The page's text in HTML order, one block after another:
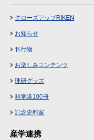
クローズアップRIKEN
お知らせ
刊行物
お楽しみコンテンツ
理研グッズ
科学道100冊
記念史料室
産学連携